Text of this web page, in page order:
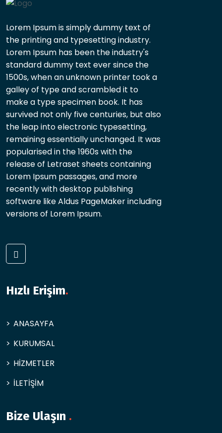
Lorem Ipsum is simply dummy text of
the printing and typesetting industry.
Lorem Ipsum has been the industry's
standard dummy text ever since the
1500s, when an unknown printer took a
galley of type and scrambled it to
make a type specimen book. It has
survived not only five centuries, but also
the leap into electronic typesetting,
remaining essentially unchanged. It was
popularised in the 1960s with the
release of Letraset sheets containing
Lorem Ipsum passages, and more
recently with desktop publishing
software like Aldus PageMaker including
versions of Lorem Ipsum.
Hızlı Erişim.
ANASAYFA
KURUMSAL
HİZMETLER
İLETİŞİM
Bize Ulaşın .